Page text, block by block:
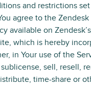
and restrictions
agree to the
available on
which is hereby
in Your use of the
sell, resell,
time-share or